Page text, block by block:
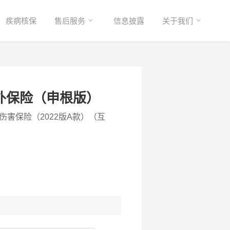
疾病核保 售后服务 信息披露 关于我们
险（申根版）
害保险（2022版A款）（互